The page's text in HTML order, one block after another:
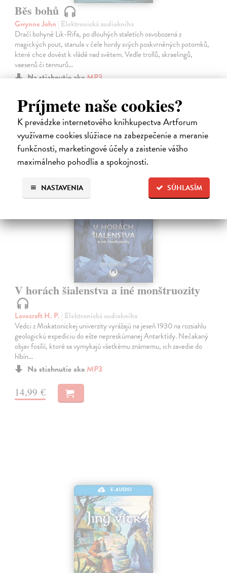
Príjmete naše cookies?
K prevádzke internetového kníhkupectva Artforum
využívame cookies slúžiace na zabezpečenie a meranie
funkčnosti, marketingové účely a zaistenie vášho
maximálneho pohodlia a spokojnosti.
SÚHLASÍM
NASTAVENIA
Běs bohů
Gwynne John | Elektronická audiokniha
Dračí bohyně Lik-Rifa, po dlouhých staletích osvobozená z
magických pout, stanula v čele hordy svých poskvrněných potomků,
které chce dovést k vládě nad světem. Vedle trollů, skraelingů,
vaesenů či tennurů…
Na stiahnutie akoMP3
19,88 €
V horách šialenstva a iné monštruozity
Lovecraft H. P. | Elektronická audiokniha
Vedci z Miskatonickej univerzity vyrážajú na jeseň 1930 na rozsiahlu
geologickú expedíciu do ešte nepreskúmanej Antarktídy. Nečakaný
objav fosílií, ktoré sa vymykajú všetkému známemu, ich zavedie do
hlbín…
Na stiahnutie ako MP3
14,99 €
E-AUDIO